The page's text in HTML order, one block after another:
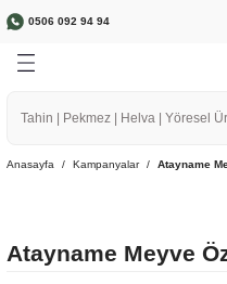
0506 092 94 94
Anasayfa Kampanyalar Atayname
Atayname Meyve